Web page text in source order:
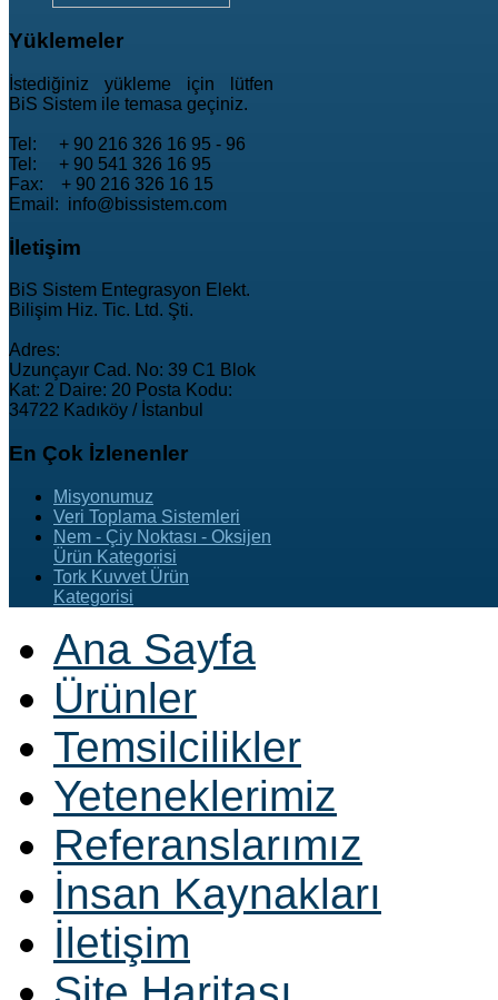
Yüklemeler
İstediğiniz yükleme için lütfen
BiS Sistem ile temasa geçiniz.
Tel: + 90 216 326 16 95 - 96
Tel: + 90 541 326 16 95
Fax: + 90 216 326 16 15
Email: info@bissistem.com
İletişim
BiS Sistem Entegrasyon Elekt.
Bilişim Hiz. Tic. Ltd. Şti.
Adres:
Uzunçayır Cad. No: 39 C1 Blok
Kat: 2 Daire: 20 Posta Kodu:
34722 Kadıköy / İstanbul
En Çok İzlenenler
Misyonumuz
Veri Toplama Sistemleri
Nem - Çiy Noktası - Oksijen
Ürün Kategorisi
Tork Kuvvet Ürün
Kategorisi
Ana Sayfa
Ürünler
Temsilcilikler
Yeteneklerimiz
Referanslarımız
İnsan Kaynakları
İletişim